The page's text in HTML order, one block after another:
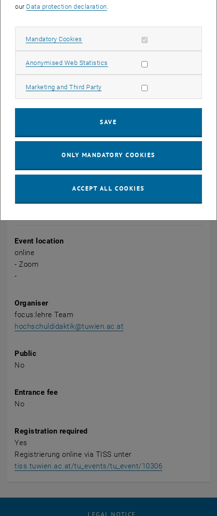
Formatives und summatives Assessment
Lernen
Aufgabenstellungen formulieren
Methoden:
Theoretische Inputphasen und Übungsmaterialien zur Erarbeitung
Plenare Diskussionen
Aufgaben in Kleingruppen
CALENDAR ENTRY
Event location
online
- Zoom
-
Organiser
focus:lehre Team
hochschuldidaktik@tuwien.ac.at
Public
No
Entrance fee
No
Registration required
Yes
Registrierung online via TISS unter
tiss.tuwien.ac.at/tu_events/tu_event/10306
LEGAL NOTICE
our Data protection declaration.
Mandatory Cookies Allow mandatory cookies
Anonymised Web Statistics Allow statistic cookies
Marketing and Third Party Allow marketing cookies
SAVE
ONLY MANDATORY COOKIES
ACCEPT ALL COOKIES